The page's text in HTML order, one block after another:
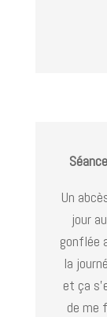
Un
jour
gonflée
la
et ça
de me